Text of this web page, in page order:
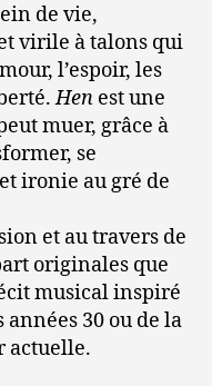
de vie,
virile à talons qui
l’espoir, les
Hen est une
muer, grâce à
se
ironie au gré de
et au travers de
originales que
musical inspiré
30 ou de la
actuelle.